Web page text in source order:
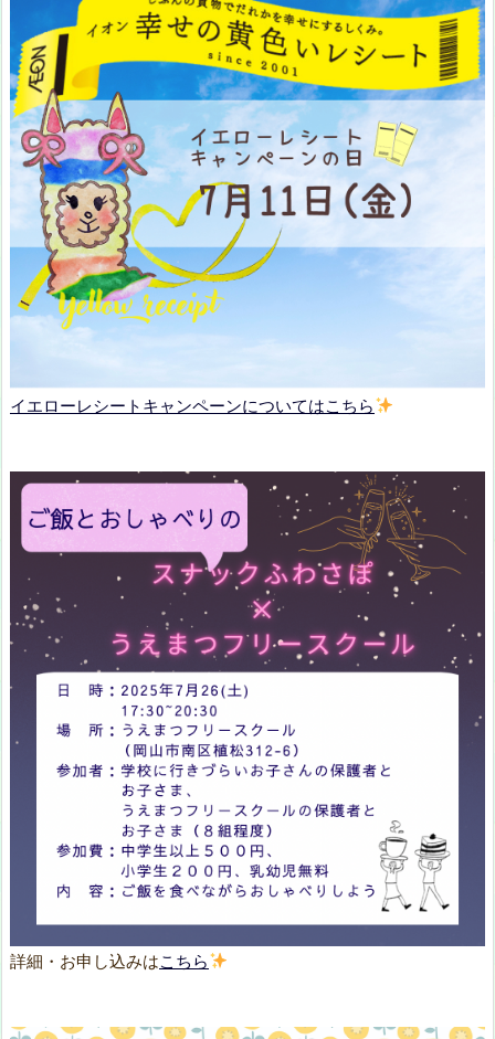
イエローレシートキャンペーンについてはこちら
詳細・お申し込みはこちら